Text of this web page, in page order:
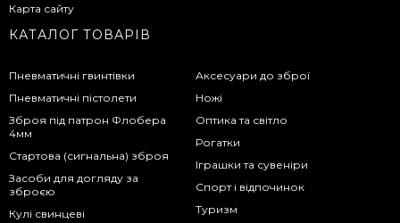
Карта сайту
КАТАЛОГ ТОВАРІВ
Пневматичні гвинтівки
Пневматичні пістолети
Зброя під патрон Флобера
4мм
Стартова (сигнальна) зброя
Засоби для догляду за
зброєю
Кулі свинцеві
Аксесуари до зброї
Ножі
Оптика та світло
Рогатки
Іграшки та сувеніри
Спорт і відпочинок
Туризм